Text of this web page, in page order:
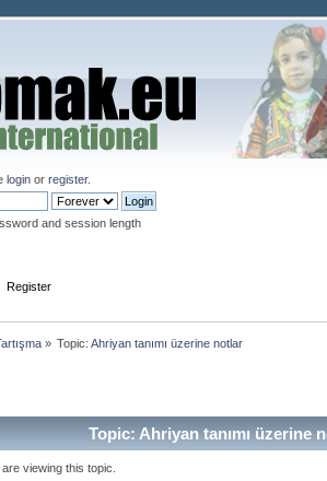
loginor register.
and session length
Register
» Topic:Ahriyan tanımı üzerine notlar
Topic: Ahriyan tanımı üzerine
viewing this topic.